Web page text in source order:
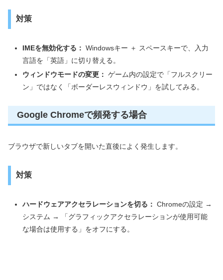
対策
IMEを無効化する： Windowsキー ＋ スペースキーで、入力
言語を「英語」に切り替える。
ウィンドウモードの変更： ゲーム内の設定で「フルスクリー
ン」ではなく「ボーダーレスウィンドウ」を試してみる。
Google Chromeで頻発する場合
ブラウザで新しいタブを開いた直後によく発生します。
対策
ハードウェアアクセラレーションを切る： Chromeの設定 →
システム → 「グラフィックアクセラレーションが使用可能
な場合は使用する」をオフにする。